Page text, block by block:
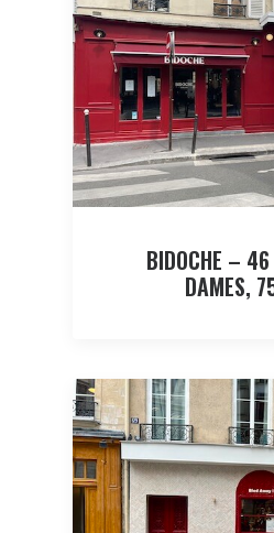
BIDOCHE – 46
DAMES,